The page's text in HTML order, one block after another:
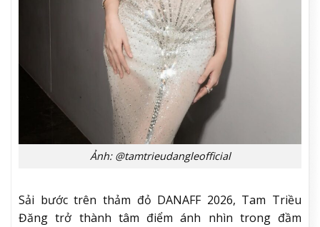
Ảnh: @tamtrieudangleofficial
Sải bước trên thảm đỏ DANAFF 2026, Tam Triều
Đăng trở thành tâm điểm ánh nhìn trong đầm